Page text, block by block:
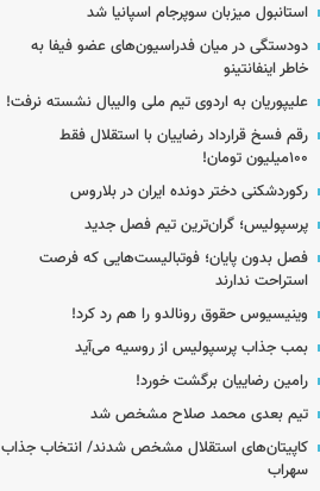
استانبول میزبان سوپرجام اسپانیا شد
دودستگی در میان فدراسیون‌های عضو فیفا به
خاطر اینفانتینو
علیپوریان به اردوی تیم ملی والیبال نشسته نرفت!
رقم فسخ قرارداد رضاییان با استقلال فقط
۱۰۰میلیون تومان!
رکوردشکنی دختر دونده ایران در بلاروس
پرسپولیس؛ گران‌ترین تیم فصل جدید
فصل بدون پایان؛ فوتبالیست‌هایی که فرصت
استراحت ندارند
وینیسیوس حقوق رونالدو را هم رد کرد!
بمب جذاب پرسپولیس از روسیه می‌آید
رامین رضاییان برگشت خورد!
تیم بعدی محمد صلاح مشخص شد
کاپیتان‌های استقلال مشخص شدند/ انتخاب جذاب
سهراب